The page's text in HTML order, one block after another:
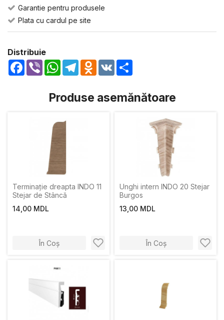
Garantie pentru produsele
Plata cu cardul pe site
Distribuie
Facebook
Viber WhatsApp
TelegramOdnoklassniki
VK
Produse asemănătoare
Terminație dreapta INDO 11
Stejar de Stâncă
14,00 MDL
În Coș
Unghi intern INDO 20 Stejar
Burgos
13,00 MDL
În Coș